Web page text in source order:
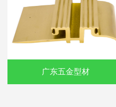
广东五金型材